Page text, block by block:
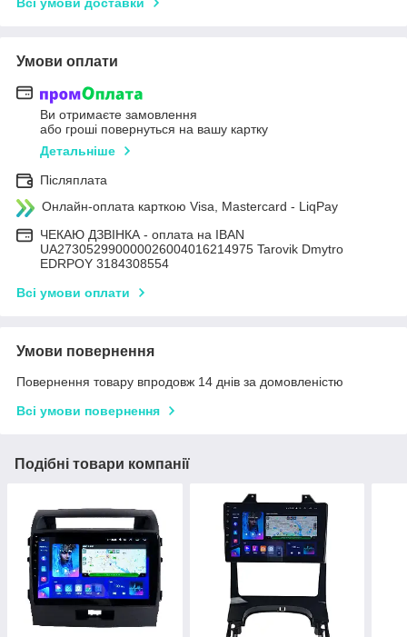
Всі умови доставки
Умови оплати
Ви отримаєте замовлення
або гроші повернуться на вашу картку
Детальніше
Післяплата
Онлайн-оплата карткою Visa, Mastercard - LiqPay
ЧЕКАЮ ДЗВІНКА - оплата на IBAN
UA273052990000026004016214975 Tarovik Dmytro
EDRPOY 3184308554
Всі умови оплати
Умови повернення
Повернення товару впродовж 14 днів за домовленістю
Всі умови повернення
Подібні товари компанії